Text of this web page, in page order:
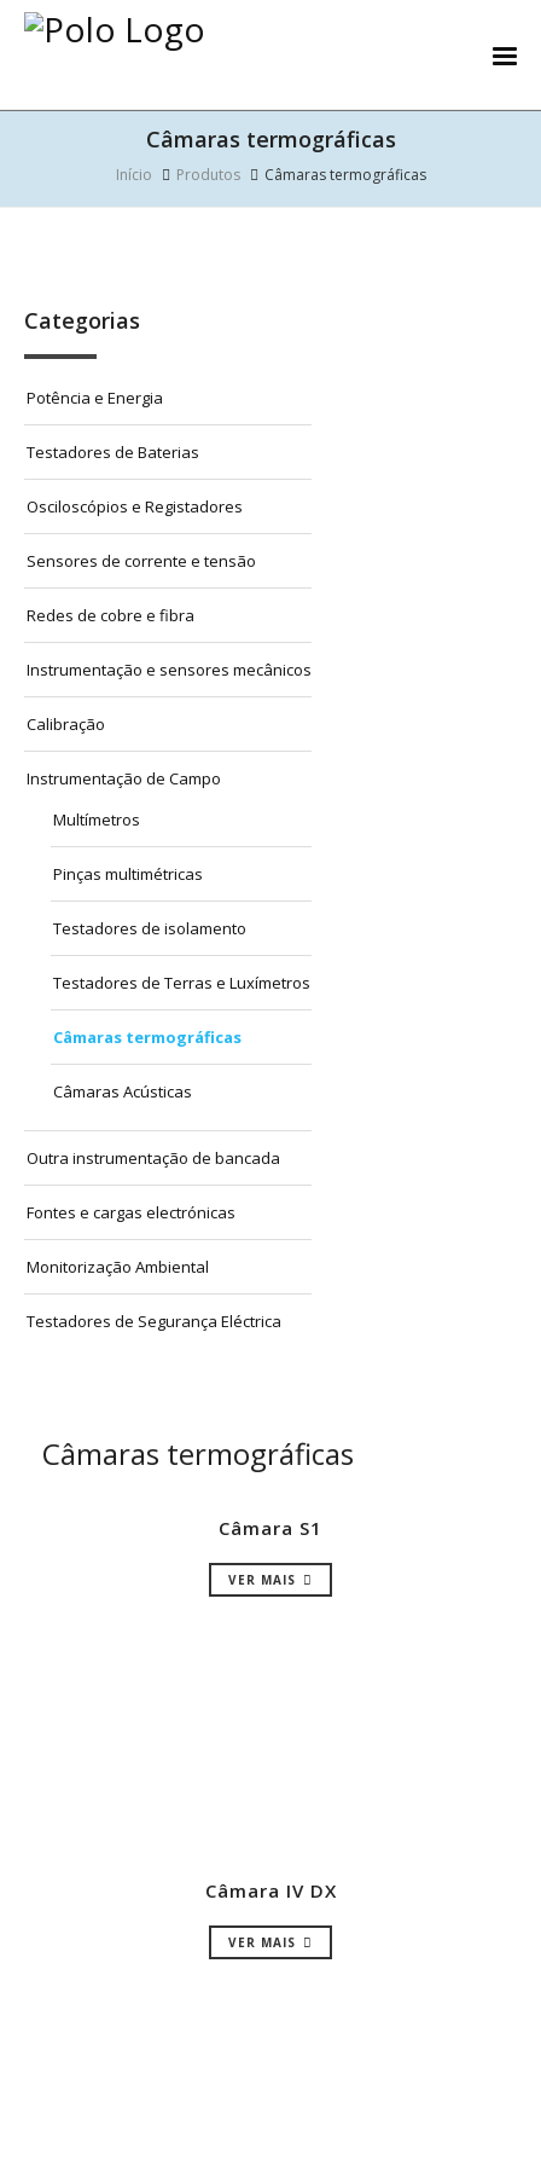
Câmaras termográficas
Início Produtos Câmaras termográficas
Categorias
Potência e Energia
Testadores de Baterias
Osciloscópios e Registadores
Sensores de corrente e tensão
Redes de cobre e fibra
Instrumentação e sensores mecânicos
Calibração
Instrumentação de Campo
Multímetros
Pinças multimétricas
Testadores de isolamento
Testadores de Terras e Luxímetros
Câmaras termográficas
Câmaras Acústicas
Outra instrumentação de bancada
Fontes e cargas electrónicas
Monitorização Ambiental
Testadores de Segurança Eléctrica
Câmaras termográficas
Câmara S1
VER MAIS
Câmara IV DX
VER MAIS